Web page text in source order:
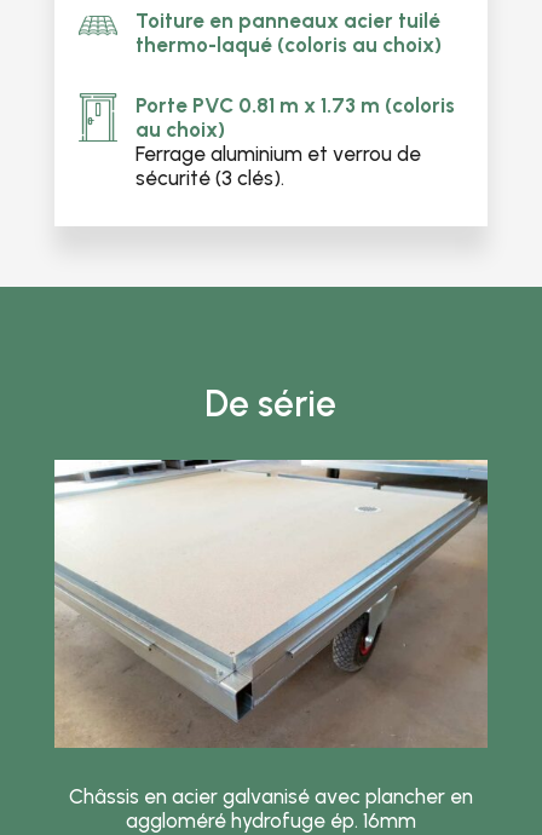
Toiture en panneaux acier tuilé
thermo-laqué (coloris au choix)
Porte PVC 0.81 m x 1.73 m (coloris
au choix)
Ferrage aluminium et verrou de
sécurité (3 clés).
De série
Châssis en acier galvanisé avec plancher en
aggloméré hydrofuge ép. 16mm